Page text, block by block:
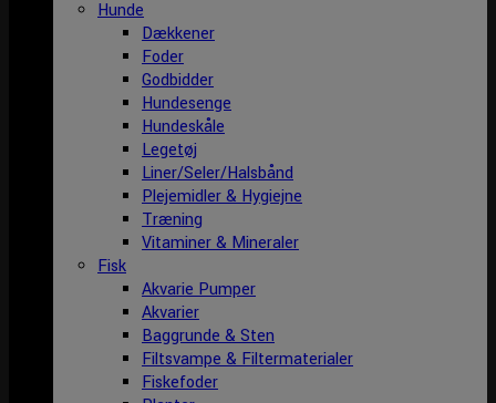
Hunde
Dækkener
Foder
Godbidder
Hundesenge
Hundeskåle
Legetøj
Liner/Seler/Halsbånd
Plejemidler & Hygiejne
Træning
Vitaminer & Mineraler
Fisk
Akvarie Pumper
Akvarier
Baggrunde & Sten
Filtsvampe & Filtermaterialer
Fiskefoder